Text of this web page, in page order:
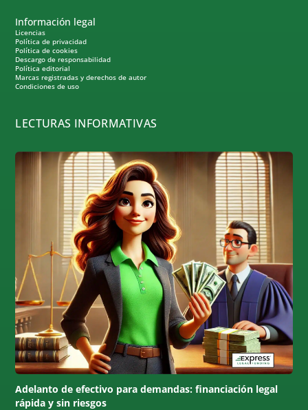
Información legal
Licencias
Política de privacidad
Política de cookies
Descargo de responsabilidad
Política editorial
Marcas registradas y derechos de autor
Condiciones de uso
LECTURAS INFORMATIVAS
Adelanto de efectivo para demandas: financiación legal
rápida y sin riesgos